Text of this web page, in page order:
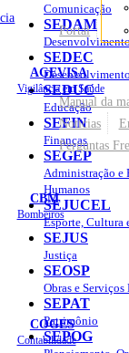
AGEVISA
Vigilância em Saúde
CBM
Bombeiros
COGES
Contabilidade
Portal
Manual da
Notícias
Perguntas
Comunicação
SEDAM
SEDEC
Desenvolvimento
SEDUC
Educação
SEFIN
Finanças
SEGEP
Administração e
Humanos
SEJUCEL
Esporte, Cultura
SEJUS
Justiça
SEOSP
Obras e
SEPAT
Patrimônio
SEPOG